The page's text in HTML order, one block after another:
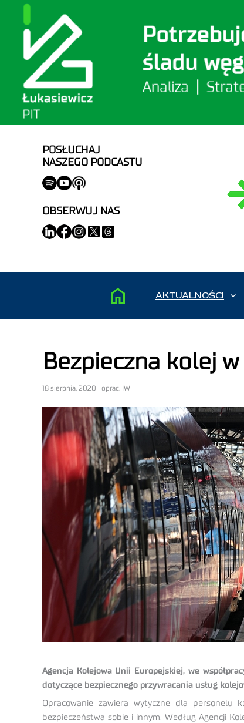
POSŁUCHAJ
NASZEGO PODCASTU
OBSERWUJ NAS
AKTUALNOŚCI
Bezpieczna kolej
18 sierpnia, 2020 | oprac. IW
Agencja Kolejowa Unii Europejskiej, we
dotyczące bezpiecznego przywracania usług
Opracowanie zawiera wytyczne dla personelu
bezpieczeństwa sobie i innym. Według Agencji